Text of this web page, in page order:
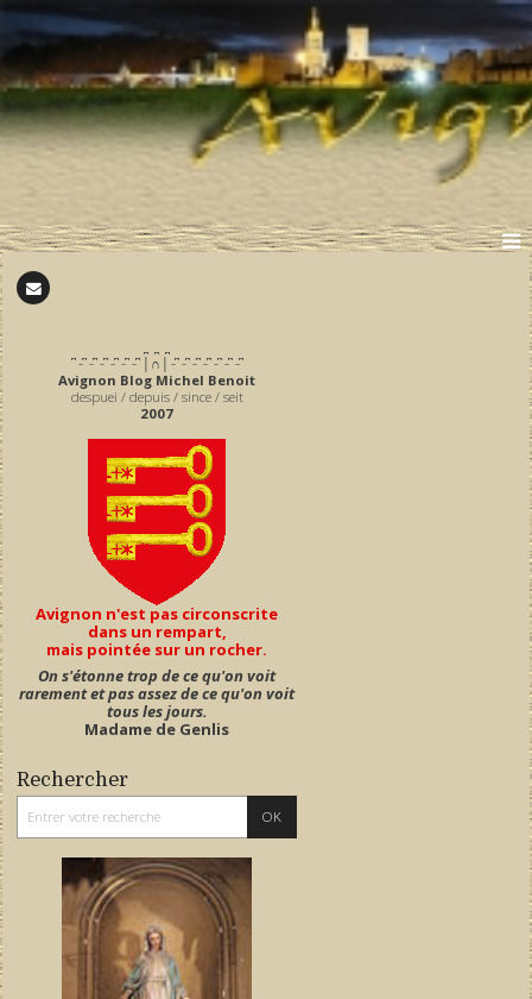
͆ ̵ ͆ ̵ ͆ ̵ ͆ ̵ ͆ ̵ ͆ ̵ ͆ │∩│ ̵ ͆ ̵ ͆ ̵ ͆ ̵ ͆ ̵ ͆ ̵ ͆ ̵ ͆
Avignon Blog Michel Benoit
despuei / depuis / since / seit
2007
Avignon n'est pas circonscrite
dans un rempart,
mais pointée sur un rocher.
On s'étonne trop de ce qu'on voit
rarement et pas assez de ce qu'on voit
tous les jours.
Madame de Genlis
Rechercher